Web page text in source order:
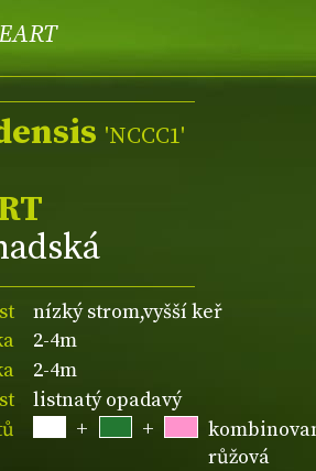
'NCCC1'
nízký strom,vyšší keř
2-4m
2-4m
listnatý opadavý
+ +
růžová